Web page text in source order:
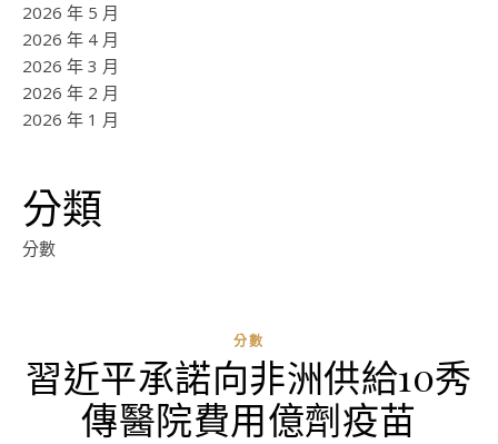
2026 年 5 月
2026 年 4 月
2026 年 3 月
2026 年 2 月
2026 年 1 月
分類
分數
分數
習近平承諾向非洲供給10秀
傳醫院費用億劑疫苗